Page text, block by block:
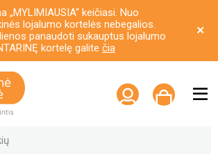
„MYLIMIAUSIA“ keičiasi. Nuo
lojalumo kortelės nebegalios.
panaudoti sukauptus lojalumo
kortelę galite čia